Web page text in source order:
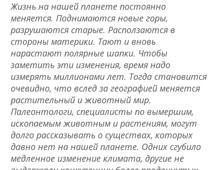
Жизнь на нашей планете постоянно
меняется. Поднимаются новые горы,
разрушаются старые. Расползаются в
стороны материки. Тают и вновь
нарастают полярные шапки. Чтобы
заметить эти изменения, время надо
измерять миллионами лет. Тогда становится
очевидно, что вслед за географией меняется
растительный и животный мир.
Палеонтологи, специалисты по вымершим,
ископаемым животным и растениям, могут
долго рассказывать о существах, которых
давно нет на нашей планете. Одних сгубило
медленное изменение климата, другие не